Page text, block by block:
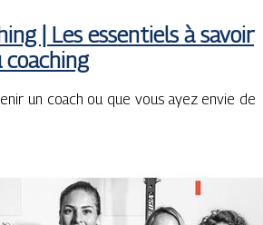
| Les essentiels à savoir
coaching
un coach ou que vous ayez envie de